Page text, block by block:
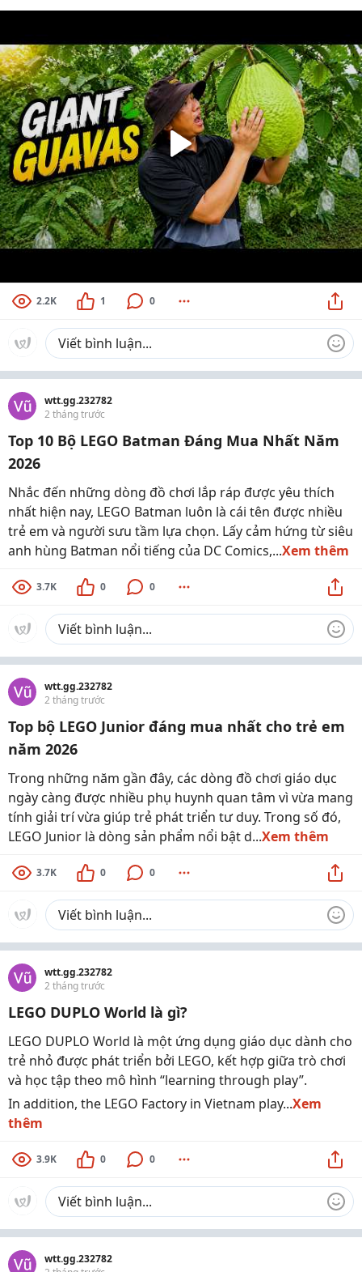
2.2K 1 0
wtt.gg.232782
2 tháng trước
Top 10 Bộ LEGO Batman Đáng Mua Nhất Năm
2026
Nhắc đến những dòng đồ chơi lắp ráp được yêu thích
nhất hiện nay, LEGO Batman luôn là cái tên được nhiều
trẻ em và người sưu tầm lựa chọn. Lấy cảm hứng từ siêu
anh hùng Batman nổi tiếng của DC Comics,...Xem thêm
3.7K 0 0
wtt.gg.232782
2 tháng trước
Top bộ LEGO Junior đáng mua nhất cho trẻ em
năm 2026
Trong những năm gần đây, các dòng đồ chơi giáo dục
ngày càng được nhiều phụ huynh quan tâm vì vừa mang
tính giải trí vừa giúp trẻ phát triển tư duy. Trong số đó,
LEGO Junior là dòng sản phẩm nổi bật d...Xem thêm
3.7K 0 0
wtt.gg.232782
2 tháng trước
LEGO DUPLO World là gì?
LEGO DUPLO World là một ứng dụng giáo dục dành cho
trẻ nhỏ được phát triển bởi LEGO, kết hợp giữa trò chơi
và học tập theo mô hình “learning through play”.
In addition, the LEGO Factory in Vietnam play...Xem
thêm
3.9K 0 0
wtt.gg.232782